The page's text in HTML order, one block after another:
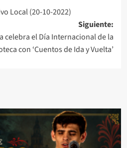
Local (20-10-2022)
Siguiente:
celebra el Día Internacional de la
con ‘Cuentos de Ida y Vuelta’